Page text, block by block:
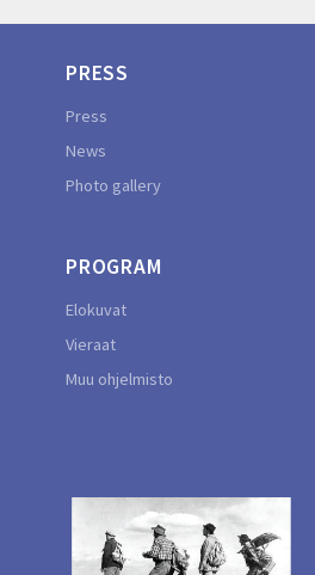
PRESS
Press
News
Photo gallery
PROGRAM
Elokuvat
Vieraat
Muu ohjelmisto